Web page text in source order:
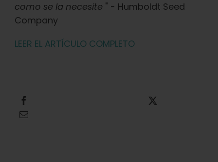
como se la necesite " - Humboldt Seed
Company
LEER EL ARTÍCULO COMPLETO